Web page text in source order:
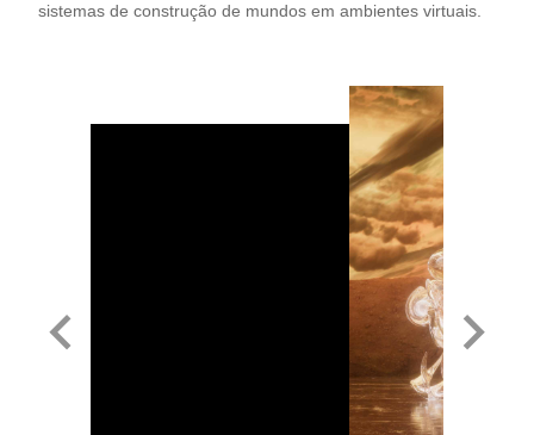
sistemas de construção de mundos em ambientes virtuais.